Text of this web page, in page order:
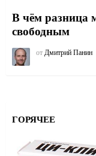
В чём разница
свободным
от Дмитрий Панин
ГОРЯЧЕЕ